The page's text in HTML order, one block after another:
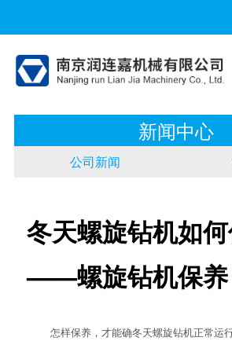
新闻中心
公司新闻
冬天螺旋钻机如
——螺旋钻机保养
怎样保养，才能确冬天螺旋钻机正常运